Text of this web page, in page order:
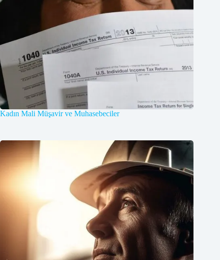
Kadın Mali Müşavir ve Muhasebeciler